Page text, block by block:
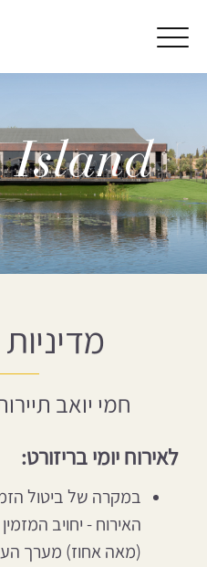
Island
חמי יואב תיירות (1992)
לאירוח יומי בריזורט:
(מאה אחוז) מערך